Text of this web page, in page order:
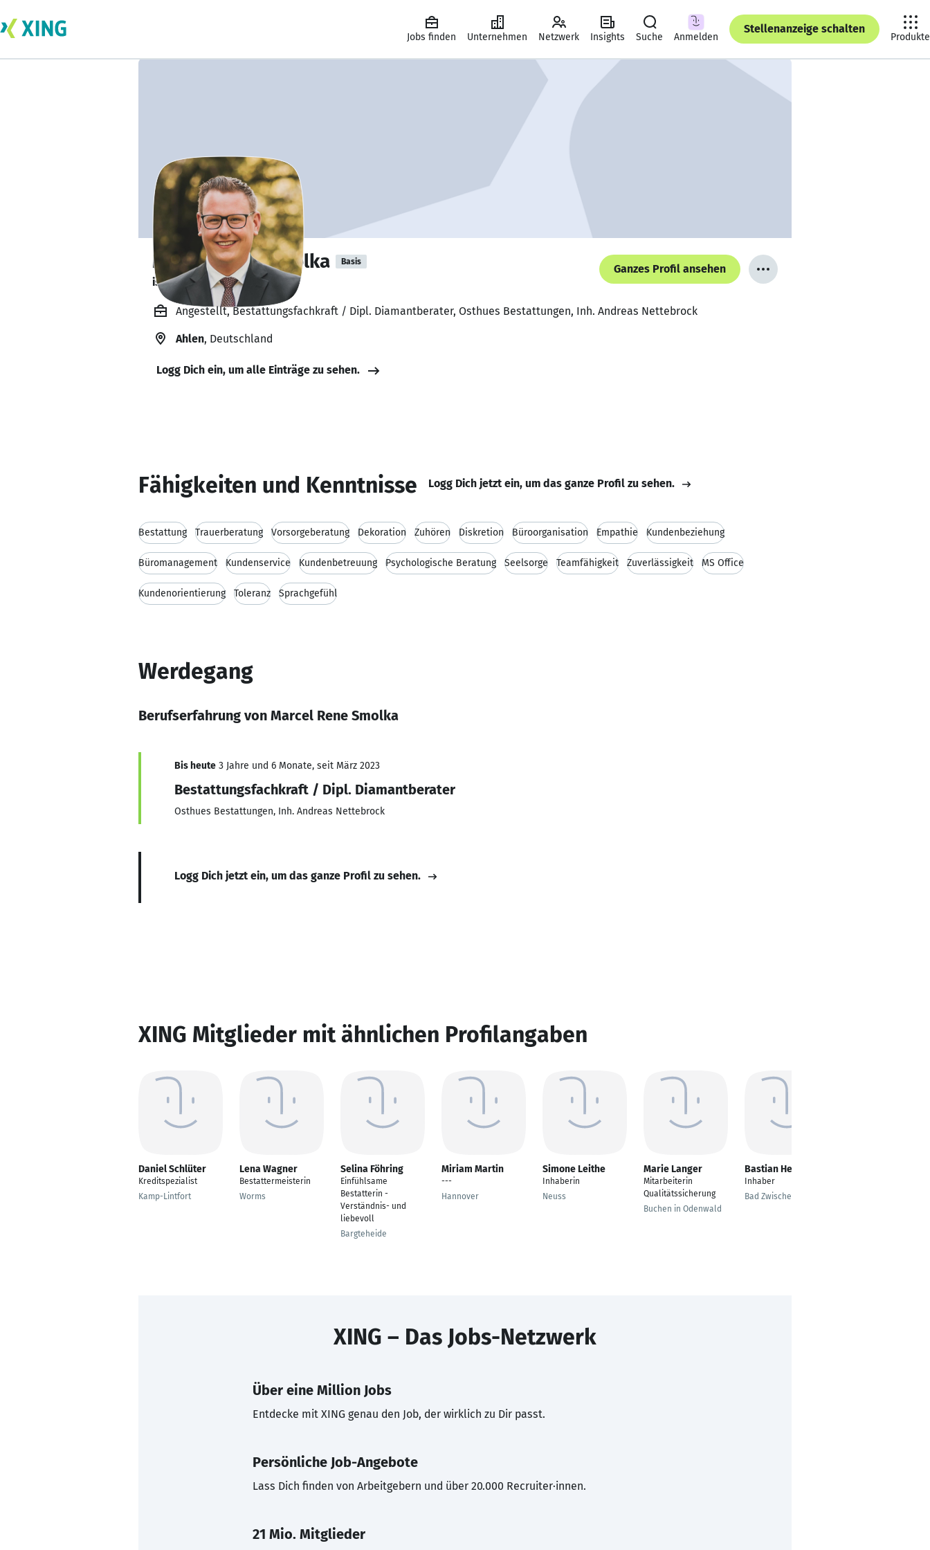
Jobs finden Unternehmen Netzwerk Insights Suche Anmelden
Stellenanzeige schalten
Produkte
Marcel Rene Smolka Basis
ist offen für Projekte. 🔎
Ganzes Profil ansehen
Angestellt, Bestattungsfachkraft / Dipl. Diamantberater, Osthues Bestattungen, Inh. Andreas Nettebrock
Ahlen, Deutschland
Logg Dich ein, um alle Einträge zu sehen.
Fähigkeiten und Kenntnisse Logg Dich jetzt ein, um das ganze Profil zu sehen.
Bestattung Trauerberatung Vorsorgeberatung Dekoration Zuhören Diskretion Büroorganisation Empathie Kundenbeziehung
Büromanagement Kundenservice Kundenbetreuung Psychologische Beratung Seelsorge Teamfähigkeit Zuverlässigkeit MS Office
Kundenorientierung Toleranz Sprachgefühl
Werdegang
Berufserfahrung von Marcel Rene Smolka
Bis heute 3 Jahre und 6 Monate, seit März 2023
Bestattungsfachkraft / Dipl. Diamantberater
Osthues Bestattungen, Inh. Andreas Nettebrock
Logg Dich jetzt ein, um das ganze Profil zu sehen.
XING Mitglieder mit ähnlichen Profilangaben
Daniel Schlüter
Kreditspezialist
Kamp-Lintfort
Lena Wagner
Bestattermeisterin
Worms
Selina Föhring
Einfühlsame
Bestatterin -
Verständnis- und
liebevoll
Bargteheide
Miriam Martin
---
Hannover
Simone Leithe
Inhaberin
Neuss
Marie Langer
Mitarbeiterin
Qualitätssicherung
Buchen in Odenwald
Bastian Hemken
Inhaber
Bad Zwischenahn
XING – Das Jobs-Netzwerk
Über eine Million Jobs
Entdecke mit XING genau den Job, der wirklich zu Dir passt.
Persönliche Job-Angebote
Lass Dich finden von Arbeitgebern und über 20.000 Recruiter·innen.
21 Mio. Mitglieder